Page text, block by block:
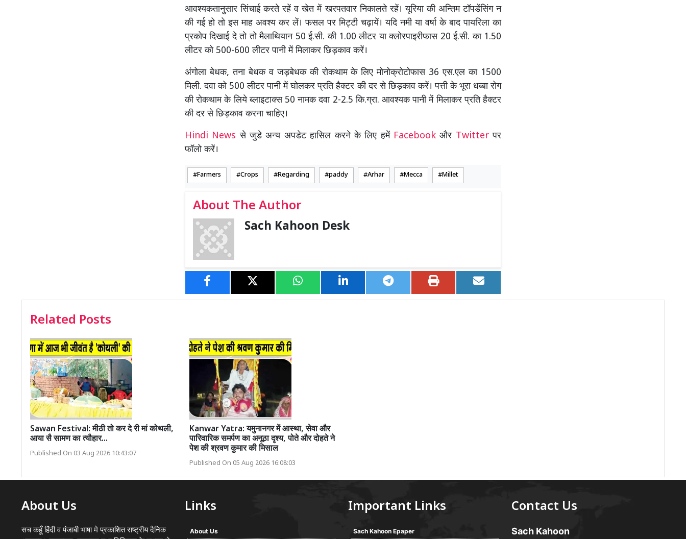
आवश्यकतानुसार सिंचाई करते रहें व खेत में खरपतवार निकालते रहें। यूरिया की अन्तिम टॉपडेंसिंग न
की गई हो तो इस माह अवश्य कर लें। फसल पर मिट्टी चढ़ायें। यदि नमी या वर्षा के बाद पायरिला का
प्रकोप दिखाई दे तो तो मैलाथियान 50 ई.सी. की 1.00 लीटर या क्लोरपाइरीफास 20 ई.सी. का 1.50
लीटर को 500-600 लीटर पानी में मिलाकर छिड़काव करें।
अंगोला बेधक, तना बेधक व जड़बेधक की रोकथाम के लिए मोनोक्रोटोफास 36 एस.एल का 1500
मिली. दवा को 500 लीटर पानी में घोलकर प्रति हैक्टर की दर से छिड़काव करें। पत्ती के भूरा धब्बा रोग
की रोकथाम के लिये ब्लाइटाक्स 50 नामक दवा 2-2.5 कि.ग्रा. आवश्यक पानी में मिलाकर प्रति हैक्टर
की दर से छिड़काव करना चाहिए।
Hindi Newsसे जुडे अन्य अपडेट हासिल करने के लिए हमें Facebookऔर Twitterपर
फॉलो करें।
Farmers Crops Regarding paddy Arhar Mecca Millet
About The Author
Sach Kahoon Desk
Related Posts
Sawan Festival: मीठी तो कर दे री मां कोथली,
आया सै सामण का त्यौहार...
Published On 03 Aug 2026 10:43:07
Kanwar Yatra: यमुनानगर में आस्था, सेवा और
पारिवारिक समर्पण का अनूठा दृश्य, पोते और दोहते ने
पेश की श्रवण कुमार की मिसाल
Published On 05 Aug 2026 16:08:03
About Us
सच कहूँ हिंदी व पंजाबी भाषा मे प्रकाशित राष्ट्रीय दैनिक
Links
About Us
Important Links
Sach Kahoon Epaper
Contact Us
Sach Kahoon